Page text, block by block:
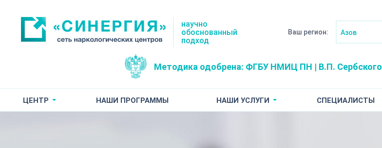
научно
обоснованный
подход
Ваш регион: Азов
Методика одобрена: ФГБУ НМИЦ ПН | В.П. Сербского
ЦЕНТР НАШИ ПРОГРАММЫ НАШИ УСЛУГИ СПЕЦИАЛИСТЫ